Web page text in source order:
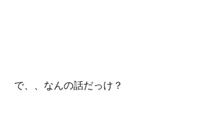
で、、なんの話だっけ？